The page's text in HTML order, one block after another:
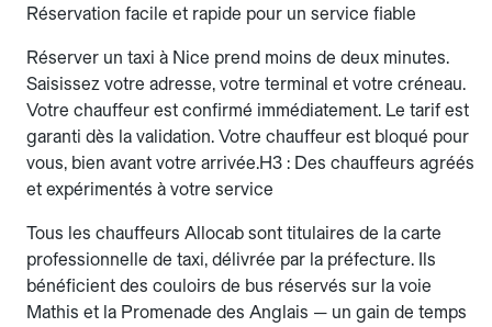
Réservation facile et rapide pour un service fiable
Réserver un taxi à Nice prend moins de deux minutes.
Saisissez votre adresse, votre terminal et votre créneau.
Votre chauffeur est confirmé immédiatement. Le tarif est
garanti dès la validation. Votre chauffeur est bloqué pour
vous, bien avant votre arrivée.H3 : Des chauffeurs agréés
et expérimentés à votre service
Tous les chauffeurs Allocab sont titulaires de la carte
professionnelle de taxi, délivrée par la préfecture. Ils
bénéficient des couloirs de bus réservés sur la voie
Mathis et la Promenade des Anglais — un gain de temps